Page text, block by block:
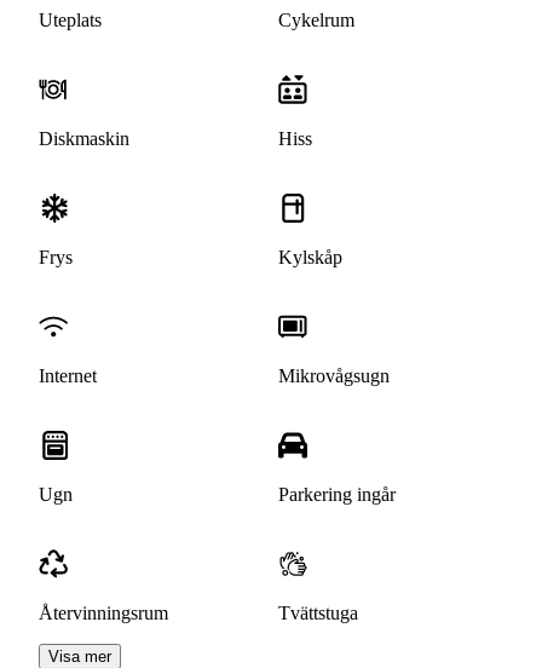
Uteplats Cykelrum
Diskmaskin Hiss
Frys Kylskåp
Internet Mikrovågsugn
Ugn Parkering ingår
Återvinningsrum Tvättstuga
Visa mer